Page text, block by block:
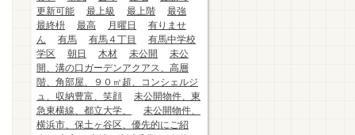
更新可能
最上級 最上階
最強
最終枡
最高 月曜日
有りませ
ん
有馬 有馬４丁目
有馬中学校
学区
朝日 木材 未公開
未公
開、溝の口ガーデンアクアス、高層
階、角部屋、９０㎡超、コンシェルジ
ュ、収納豊富、笑顔
未公開物件、東
急東横線、都立大学、
未公開物件、
横浜市、保土ヶ谷区、優先的にご紹